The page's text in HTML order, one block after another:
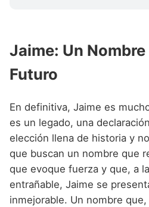
Jaime: Un
Futuro
En definitiva, Jaime es
es un legado, una
elección llena de historia y
que buscan un nombre que
que evoque fuerza y que, a
entrañable, Jaime se
inmejorable. Un nombre